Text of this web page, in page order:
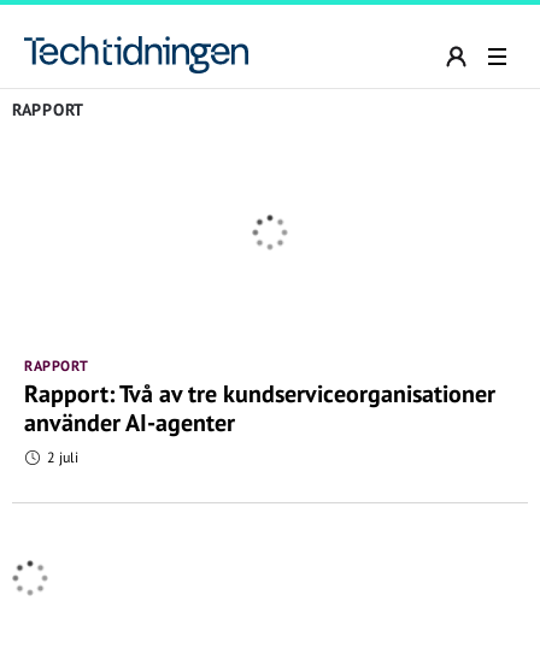
RAPPORT
RAPPORT
Rapport: Två av tre kundserviceorganisationer
använder AI-agenter
2 juli